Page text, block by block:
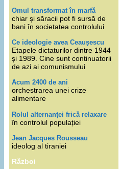
Omul transformat în marfă
chiar și săracii pot fi sursă de
bani în societatea controlului
Ce ideologie avea Ceaușescu
Etapele dictaturilor dintre 1944
și 1989. Cine sunt continuatorii
de azi ai comunismului
Acum 2400 de ani
orchestrarea unei crize
alimentare
Rolul alternanței frică relaxare
în controlul populației
Jean Jacques Rousseau
ideolog al tiraniei
Război